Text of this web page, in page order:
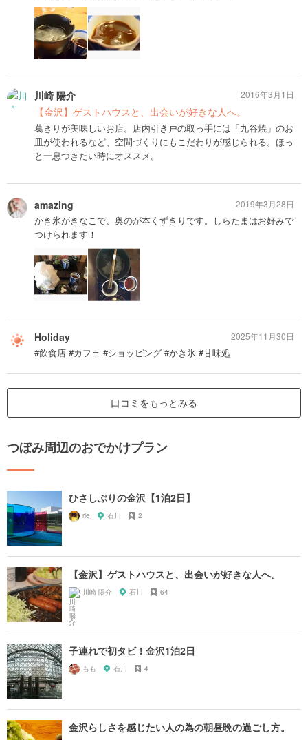
川崎 陽介
【金沢】ゲストハウスと、出会いが好きな人へ。
葛きりが美味しいお店。店内引き戸の取っ手には「九谷焼」のお
皿が使われるなど、空間づくりにもこだわりが感じられる。ほっ
と一息つきたい時にオススメ。
2016年3月1日
amazing
かき氷がきなこで、奥のが本くずきりです。しらたまはお好みで
つけられます！
2019年3月28日
Holiday
#飲食店 #カフェ #ショッピング #かき氷 #甘味処
2025年11月30日
口コミをもっとみる
つぼみ周辺のおでかけプラン
ひさしぶりの金沢【1泊2日】
rie 石川 2
【金沢】ゲストハウスと、出会いが好きな人へ。
川崎 陽介 石川 64
子連れで初タビ！金沢1泊2日
もも 石川 4
金沢らしさを感じたい人の為の朝昼晩の過ごし方。